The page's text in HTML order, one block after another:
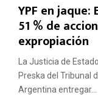
YPF en
51 % de
expropiación
La Justicia de
Preska del Tribunal
Argentina entregar...